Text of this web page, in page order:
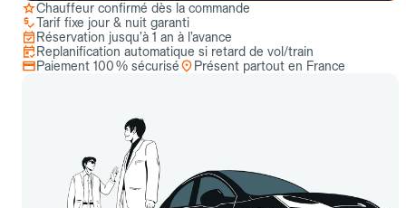
Chauffeur confirmé dès la commande
Tarif fixe jour & nuit garanti
Réservation jusqu’à 1 an à l’avance
Replanification automatique si retard de vol/train
Paiement 100 % sécurisé
Présent partout en France